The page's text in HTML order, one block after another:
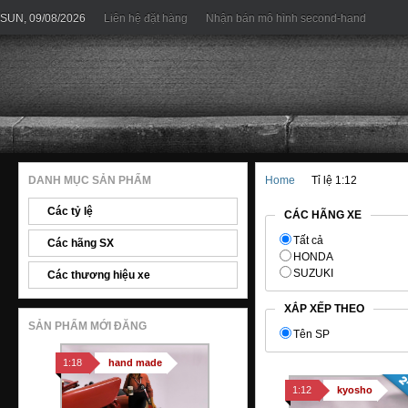
SUN, 09/08/2026 Liên hệ đặt hàng Nhận bán mô hình second-hand
DANH MỤC SẢN PHẨM
Các tỷ lệ
Các hãng SX
Các thương hiệu xe
SẢN PHẨM MỚI ĐĂNG
1:18 hand made
Home Tỉ lệ 1:12
CÁC HÃNG XE
Tất cả
HONDA
SUZUKI
XẮP XẾP THEO
Tên SP
1:12 kyosho